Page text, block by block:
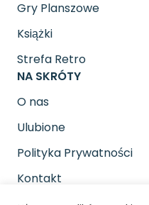
Gry Planszowe
Książki
Strefa Retro
NA SKRÓTY
O nas
Ulubione
Polityka Prywatności
Kontakt